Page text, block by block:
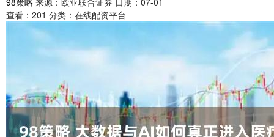
查看： 201 分类： 在线配资平台